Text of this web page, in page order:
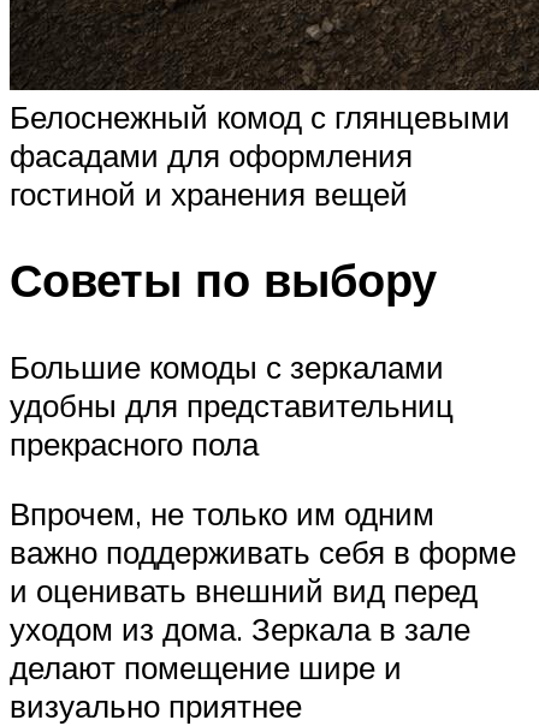
Белоснежный комод с глянцевыми
фасадами для оформления
гостиной и хранения вещей
Советы по выбору
Большие комоды с зеркалами
удобны для представительниц
прекрасного пола
Впрочем, не только им одним
важно поддерживать себя в форме
и оценивать внешний вид перед
уходом из дома. Зеркала в зале
делают помещение шире и
визуально приятнее